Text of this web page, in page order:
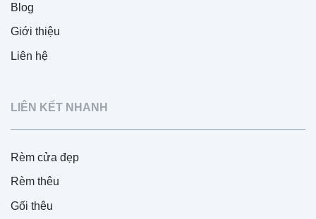
Blog
Giới thiệu
Liên hệ
LIÊN KẾT NHANH
Rèm cửa đẹp
Rèm thêu
Gối thêu